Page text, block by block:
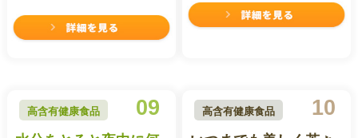
高含有健康食品 09 高含有健康食品 10